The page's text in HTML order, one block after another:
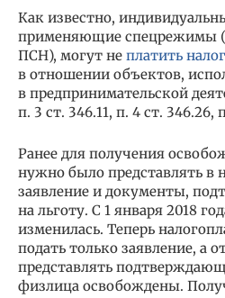
Как известно,
применяющие спецрежимы
ПСН), могут не платить
в отношении объектов,
в предпринимательской
п. 3 ст. 346.11, п. 4 ст.
Ранее для получения
нужно было представлять в
заявление и документы,
на льготу. С 1 января 2018
изменилась. Теперь
подать только заявление, а
представлять
физлица освобождены.